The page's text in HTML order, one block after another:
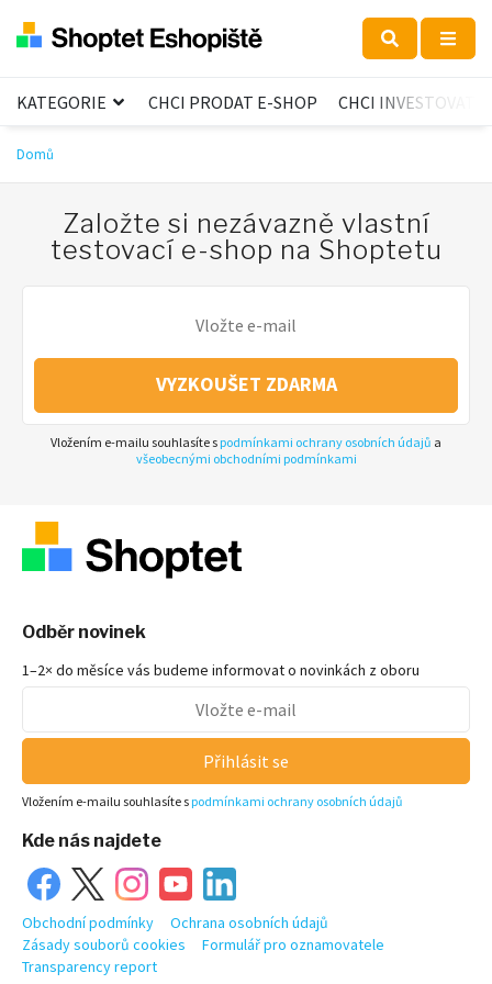
KATEGORIE CHCI PRODAT E-SHOP CHCI INVESTOVAT
Domů
Založte si nezávazně vlastní
testovací e-shop na Shoptetu
VYZKOUŠET ZDARMA
Vložením e-mailu souhlasíte s podmínkami ochrany osobních údajů a
všeobecnými obchodními podmínkami
Odběr novinek
1–2× do měsíce vás budeme informovat o novinkách z oboru
Přihlásit se
Vložením e-mailu souhlasíte s podmínkami ochrany osobních údajů
Kde nás najdete
Obchodní podmínky
Ochrana osobních údajů
Zásady souborů cookies
Formulář pro oznamovatele
Transparency report